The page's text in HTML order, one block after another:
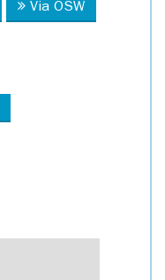
Via OSW